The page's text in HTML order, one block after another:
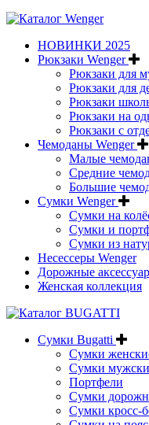
НОВИНКИ 2025
Рюкзаки Wenger
Рюкзаки для
Рюкзаки для
Рюкзаки
Рюкзаки на
Рюкзаки с
Чемоданы Wenger
Малые
Средние
Большие
Сумки Wenger
Сумки на
Сумки и
Сумки из
Несессеры Wenger
Дорожные
Женская коллекция
Сумки Bugatti
Сумки
Сумки
Портфели
Сумки
Сумки кросс-